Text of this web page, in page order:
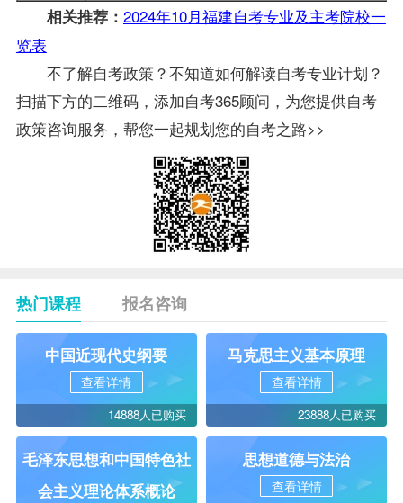
相关推荐： 2024年10月福建自考专业及主考院校一
览表
不了解自考政策？不知道如何解读自考专业计划？
扫描下方的二维码，添加自考365顾问，为您提供自考
政策咨询服务，帮您一起规划您的自考之路>>
热门课程 报名咨询
中国近现代史纲要
查看详情
14888人已购买
马克思主义基本原理
查看详情
23888人已购买
毛泽东思想和中国特色社
会主义理论体系概论
思想道德与法治
查看详情